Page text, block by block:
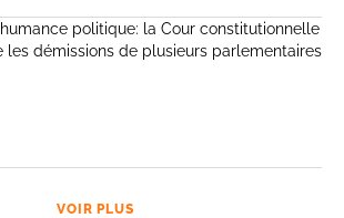
politique: la Cour constitutionnelle
les démissions de plusieurs parlementaires
VOIR PLUS